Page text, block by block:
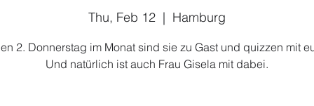
Thu, Feb 12
  |
Hamburg
2. Donnerstag im Monat sind sie zu Gast und quizzen mit
Und natürlich ist auch Frau Gisela mit dabei.